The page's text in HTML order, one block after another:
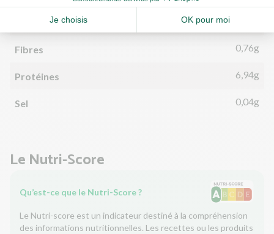
dont sucre
Fibres 0,76g
Protéines 6,94g
Sel 0,04g
Le Nutri-Score
Qu’est-ce que le Nutri-Score ?
Le Nutri-score est un indicateur destiné à la compréhension
des informations nutritionnelles. Les recettes ou les produits